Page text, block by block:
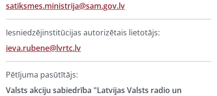
satiksmes.ministrija@sam.gov.lv
Iesniedzējinstitūcijas autorizētais lietotājs:
ieva.rubene@lvrtc.lv
Pētījuma pasūtītājs:
Valsts akciju sabiedrība "Latvijas Valsts radio un